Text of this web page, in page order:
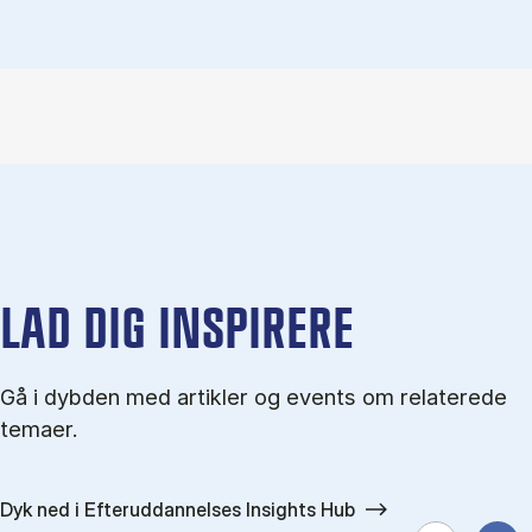
LAD DIG INSPIRERE
Gå i dybden med artikler og events om relaterede
temaer.
Dyk ned i Efteruddannelses Insights Hub